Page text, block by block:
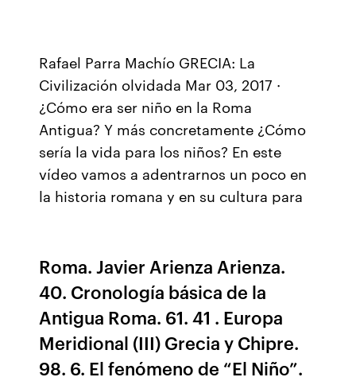
Rafael Parra Machío GRECIA: La
Civilización olvidada Mar 03, 2017 ·
¿Cómo era ser niño en la Roma
Antigua? Y más concretamente ¿Cómo
sería la vida para los niños? En este
vídeo vamos a adentrarnos un poco en
la historia romana y en su cultura para
Roma. Javier Arienza Arienza.
40. Cronología básica de la
Antigua Roma. 61. 41 . Europa
Meridional (III) Grecia y Chipre.
98. 6. El fenómeno de “El Niño”.